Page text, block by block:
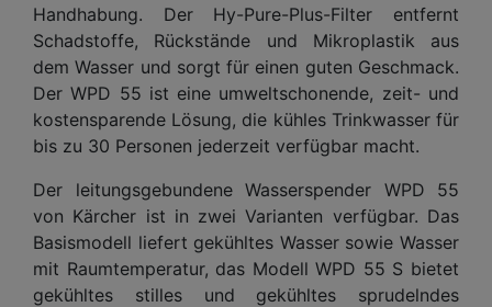
Handhabung. Der Hy-Pure-Plus-Filter entfernt
Schadstoffe, Rückstände und Mikroplastik aus
dem Wasser und sorgt für einen guten Geschmack.
Der WPD 55 ist eine umweltschonende, zeit- und
kostensparende Lösung, die kühles Trinkwasser für
bis zu 30 Personen jederzeit verfügbar macht.
Der leitungsgebundene Wasserspender WPD 55
von Kärcher ist in zwei Varianten verfügbar. Das
Basismodell liefert gekühltes Wasser sowie Wasser
mit Raumtemperatur, das Modell WPD 55 S bietet
gekühltes stilles und gekühltes sprudelndes